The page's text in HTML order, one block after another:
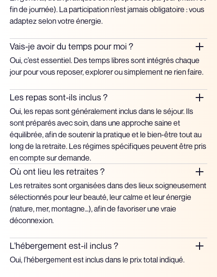
fin de journée). La participation n’est jamais obligatoire : vous
adaptez selon votre énergie.
Vais-je avoir du temps pour moi ?
Oui, c’est essentiel. Des temps libres sont intégrés chaque
jour pour vous reposer, explorer ou simplement ne rien faire.
Les repas sont-ils inclus ?
Oui, les repas sont généralement inclus dans le séjour. Ils
sont préparés avec soin, dans une approche saine et
équilibrée, afin de soutenir la pratique et le bien-être tout au
long de la retraite. Les régimes spécifiques peuvent être pris
en compte sur demande.
Où ont lieu les retraites ?
Les retraites sont organisées dans des lieux soigneusement
sélectionnés pour leur beauté, leur calme et leur énergie
(nature, mer, montagne…), afin de favoriser une vraie
déconnexion.
L’hébergement est-il inclus ?
Oui, l’hébergement est inclus dans le prix total indiqué.